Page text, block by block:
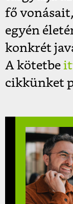
fő
egyén
konkrét
A kötetbe
cikkünket